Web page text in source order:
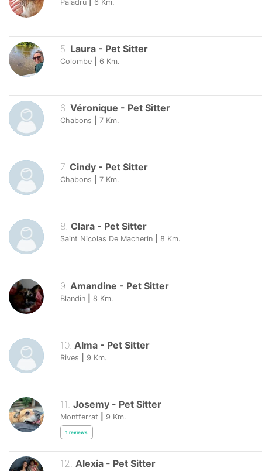
Paladru 6 Km.
5 Laura - Pet Sitter
Colombe 6 Km.
6. Véronique - Pet Sitter
Chabons 7 Km.
7. Cindy - Pet Sitter
Chabons 7 Km.
8. Clara - Pet Sitter
Saint Nicolas De Macherin 8 Km.
9 Amandine - Pet Sitter
Blandin 8 Km.
10. Alma - Pet Sitter
Rives 9 Km.
11 Josemy - Pet Sitter
Montferrat 9 Km.
1 reviews
12. Alexia - Pet Sitter